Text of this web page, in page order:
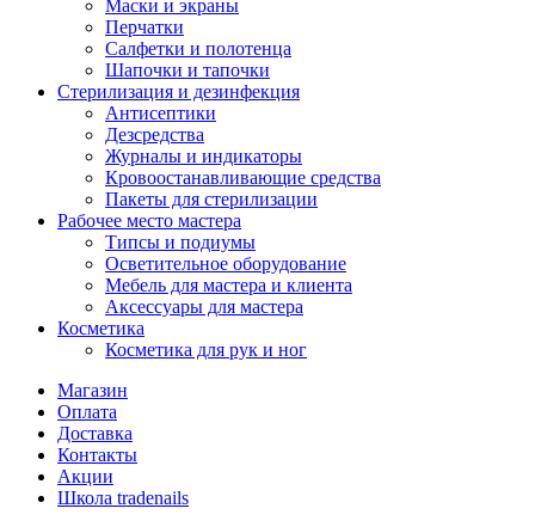
Маски и экраны
Перчатки
Салфетки и полотенца
Шапочки и тапочки
Стерилизация и дезинфекция
Антисептики
Дезсредства
Журналы и индикаторы
Кровоостанавливающие средства
Пакеты для стерилизации
Рабочее место мастера
Типсы и подиумы
Осветительное оборудование
Мебель для мастера и клиента
Аксессуары для мастера
Косметика
Косметика для рук и ног
Магазин
Оплата
Доставка
Контакты
Акции
Школа tradenails